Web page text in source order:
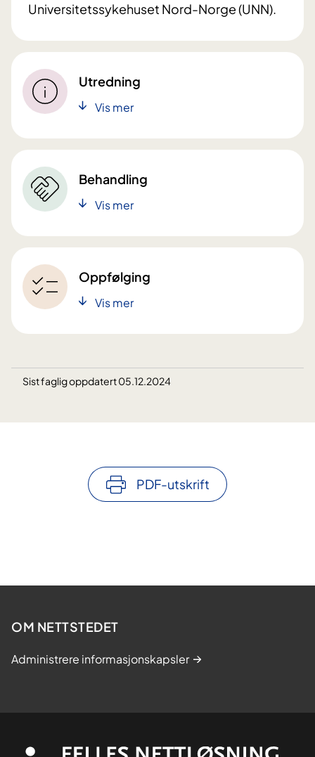
Universitetssykehuset Nord-Norge (UNN).
Utredning
Vis mer
Behandling
Vis mer
Oppfølging
Vis mer
Sist faglig oppdatert 05.12.2024
PDF-utskrift
OM NETTSTEDET
Administrere informasjonskapsler